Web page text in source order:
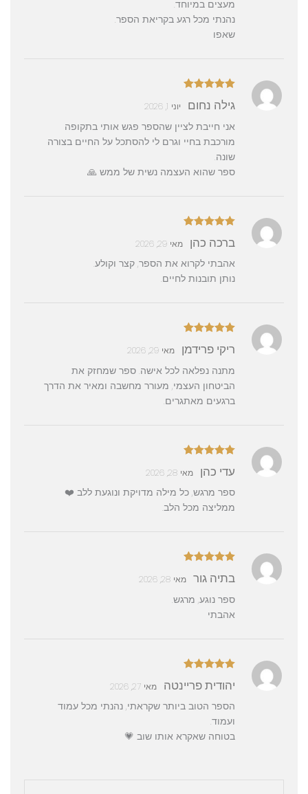
מעצים במיוחד.
נהנתי מכל רגע בקריאת הספר.
שאפו
דורג
5
גילה נחום יוני 1, 2026
אני חייבת לציין שהספר פגש אותי בתקופה
מורכבת בחיי וגרם לי להסתכל על החיים בצורה
שונה.
ספר שהוא העצמה נשית של ממש 🙏
5
ברכה כהן מאי 29, 2026
אהבתי לקרוא את הספר, קצר וקולע.
נותן תובנות לחיים.
5ריקי פרידמן מאי 29, 2026
מתנה נפלאה לכל אישה. ספר שמחזק את
הביטחון העצמי, מעורר מחשבה ומאיר את הדרך
ברגעים מאתגרים.
5
עדי כהן מאי 28, 2026
ספר מרגש, כל מילה מדויקת ונוגעת ללב ❤️
ממליצה מכל הלב.
5
בתיה גור מאי 28, 2026
ספר נוגע, מרגש.
אהבתי
5
יהודית פריינטה מאי 27, 2026
הספר הטוב ביותר שקראתי, נהנתי מכל עמוד
ועמוד.
בטוחה שאקרא אותו שוב 💗